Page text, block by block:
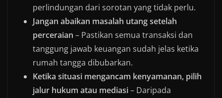
perlindungan dari sorotan yang tidak perlu.
Jangan abaikan masalah utang setelah
perceraian – Pastikan semua transaksi dan
tanggung jawab keuangan sudah jelas ketika
rumah tangga dibubarkan.
Ketika situasi mengancam kenyamanan, pilih
jalur hukum atau mediasi– Daripada